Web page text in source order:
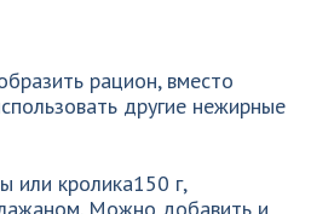
рацион, вместо
другие нежирные
или кролика150 г,